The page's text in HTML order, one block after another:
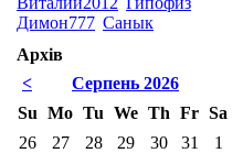
Димон777 Санык
Архів
<
Серпень 2026
Su Mo Tu We Th Fr Sa
26
27 28 29 30 31
1